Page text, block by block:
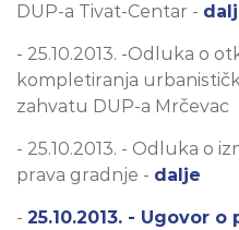
DUP-a Tivat-Centar -
- 25.10.2013. -Odluka o
kompletiranja
zahvatu DUP-a Mrčevac
- 25.10.2013. - Odluka o
prava gradnje - dalje
- 25.10.2013. - Ugovor